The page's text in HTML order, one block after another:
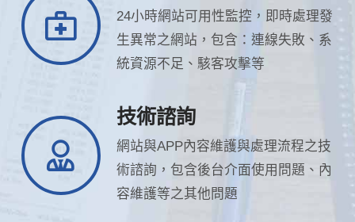
24小時網站可用性監控，即時處理發
生異常之網站，包含：連線失敗、系
統資源不足、駭客攻擊等
技術諮詢
網站與APP內容維護與處理流程之技
術諮詢，包含後台介面使用問題、內
容維護等之其他問題